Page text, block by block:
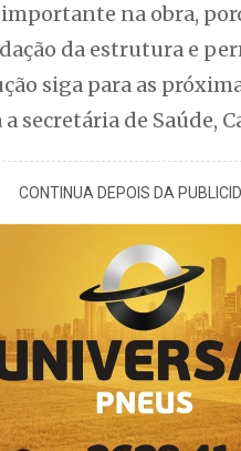
na obra,
da estrutura e
siga para as
a secretária de Saúde,
CONTINUA DEPOIS DA